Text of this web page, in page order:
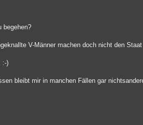
begehen?
V-Männer machen doch nicht den
:-)
bleibt mir in manchen Fällen gar